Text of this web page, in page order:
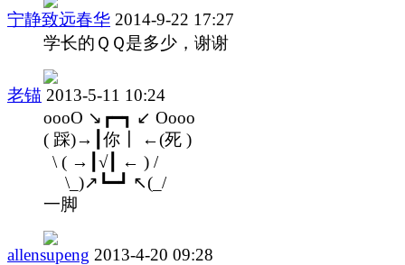
宁静致远春华 2014-9-22 17:27
学长的ＱＱ是多少，谢谢
老锚 2013-5-11 10:24
oooO ↘┏━┓ ↙ Oooo
( 踩)→┃你┃ ←(死 )
\ ( →┃√┃ ← ) /
\_)↗┗━┛ ↖(_/
一脚
allensupeng 2013-4-20 09:28